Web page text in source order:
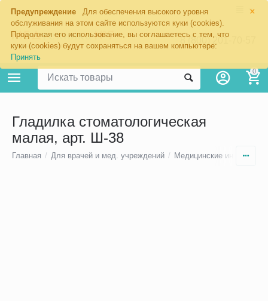
×
Предупреждение
Для обеспечения высокого уровня
обслуживания на этом сайте используются куки (cookies).
Продолжая его использование, вы соглашаетесь с тем, что
куки (cookies) будут сохраняться на вашем компьютере:
Принять
8 (800) 201-70-57
0
Гладилка стоматологическая
малая, арт. Ш-38
Главная / Для врачей и мед. учреждений / Медицинские